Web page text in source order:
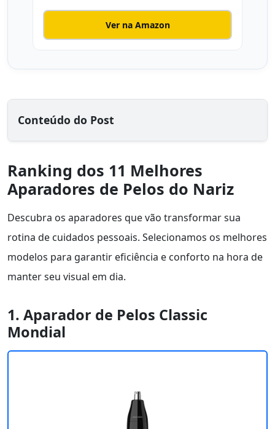
Ver na Amazon
Conteúdo do Post
Ranking dos 11 Melhores
Aparadores de Pelos do Nariz
Descubra os aparadores que vão transformar sua
rotina de cuidados pessoais. Selecionamos os melhores
modelos para garantir eficiência e conforto na hora de
manter seu visual em dia.
1. Aparador de Pelos Classic
Mondial